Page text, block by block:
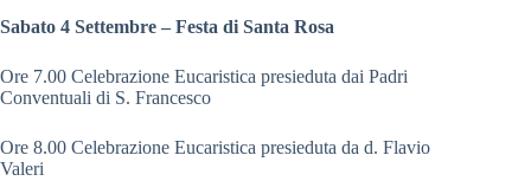
Sabato 4 Settembre – Festa di Santa Rosa
Ore 7.00 Celebrazione Eucaristica presieduta dai Padri
Conventuali di S. Francesco
Ore 8.00 Celebrazione Eucaristica presieduta da d. Flavio
Valeri